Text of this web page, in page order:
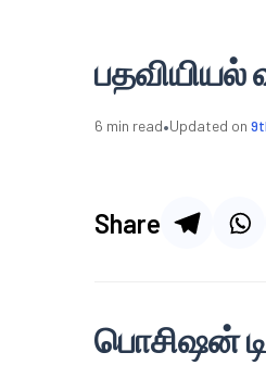
பதவியியல்
6 min read•Updated on
Share
பொசிஷன்